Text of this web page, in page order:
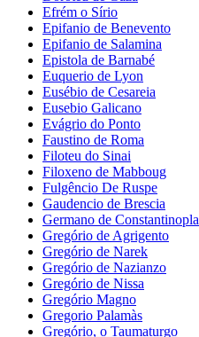
Efrém o Sírio
Epifanio de Benevento
Epifanio de Salamina
Epistola de Barnabé
Euquerio de Lyon
Eusébio de Cesareia
Eusebio Galicano
Evágrio do Ponto
Faustino de Roma
Filoteu do Sinai
Filoxeno de Mabboug
Fulgêncio De Ruspe
Gaudencio de Brescia
Germano de Constantinopla
Gregório de Agrigento
Gregório de Narek
Gregório de Nazianzo
Gregório de Nissa
Gregório Magno
Gregorio Palamàs
Gregório, o Taumaturgo